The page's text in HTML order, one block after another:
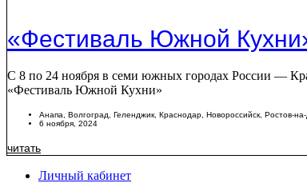
«Фестиваль Южной
С 8 по 24 ноября в семи южных городах России —
«Фестиваль Южной Кухни»
Анапа Волгоград Геленджик Краснодар Новороссийск Ростов-
6 ноября, 2024
читать
Личный кабинет